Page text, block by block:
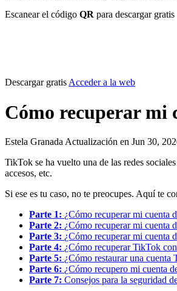
Escanear el código QR para descargar gratis
Descargar gratisAcceder a la web
Cómo recuperar mi
Estela Granada Actualización en Jun 30,
TikTok se ha vuelto una de las redes
accesos, etc.
Si ese es tu caso, no te preocupes. Aquí te
Parte 1: ¿Cómo recuperar mi cuenta
Parte 2: ¿Cómo recuperar mi cuenta
Parte 3: ¿Cómo recuperar mi cuenta
Parte 4: ¿Cómo recuperar TikTok
Parte 5: ¿Cómo restaurar una cuenta
Parte 6: ¿Cómo recupero mi cuenta
Parte 7: Consejos para la seguridad